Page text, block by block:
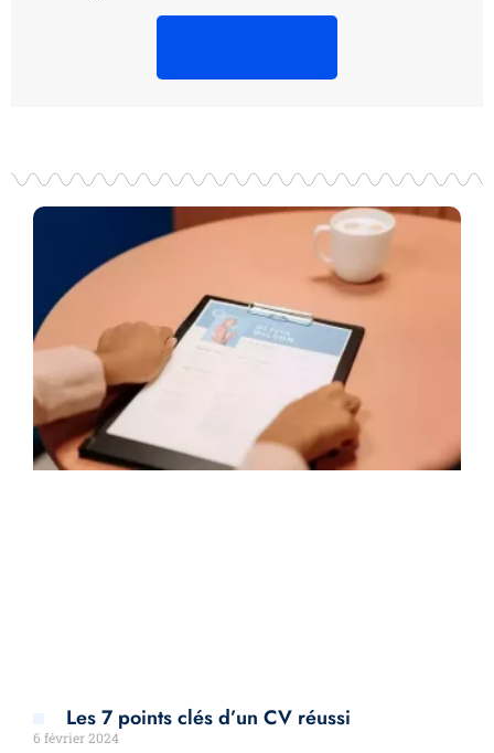
Les 7 points clés d’un CV réussi
6 février 2024